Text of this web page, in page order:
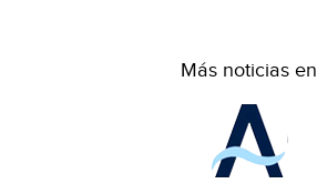
Más noticias en